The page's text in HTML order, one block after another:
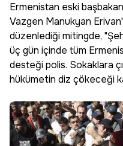
Ermenistan eski
Vazgen Manukyan
düzenlediği mitingde,
üç gün içinde tüm
desteği polis. Sokaklara
hükümetin diz çökeceği